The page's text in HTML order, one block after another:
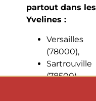
partout dans les
Yvelines :
Versailles
(78000),
Sartrouville
(78500),